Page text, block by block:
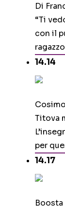
Di
“Ti
con il
14.14
Titova
per
14.17